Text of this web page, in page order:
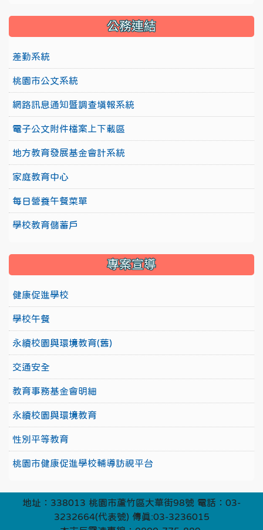
公務連結
差勤系統
桃園市公文系統
網路訊息通知暨調查填報系統
電子公文附件檔案上下載區
地方教育發展基金會計系統
家庭教育中心
每日營養午餐菜單
學校教育儲蓄戶
專案宣導
健康促進學校
學校午餐
永續校園與環境教育(舊)
交通安全
教育事務基金會明細
永續校園與環境教育
性別平等教育
桃園市健康促進學校輔導訪視平台
地址：338013 桃園市蘆竹區大華街98號 電話：03-
3232664(代表號) 傳真:03-3236015